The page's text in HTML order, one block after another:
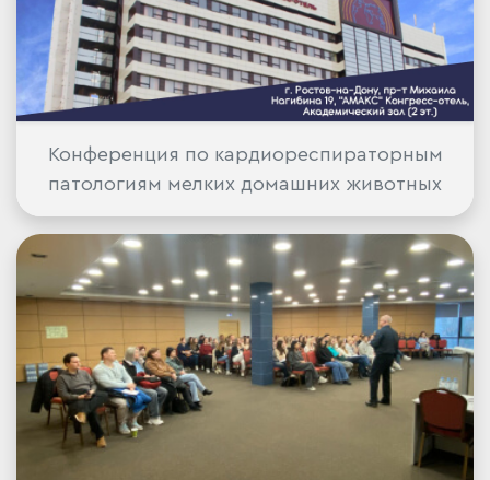
Конференция по кардиореспираторным
патологиям мелких домашних животных